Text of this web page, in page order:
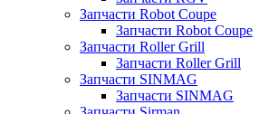
Запчасти Robot Coupe
Запчасти Robot Coupe
Запчасти Roller Grill
Запчасти Roller Grill
Запчасти SINMAG
Запчасти SINMAG